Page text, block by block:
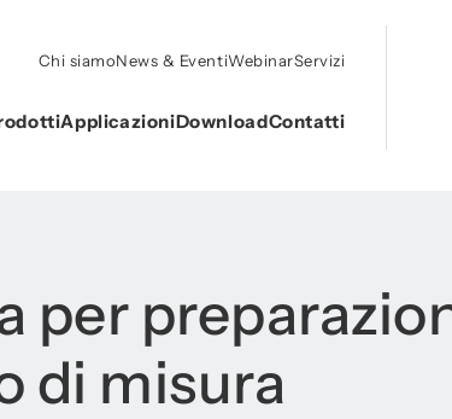
Chi siamoNews & EventiWebinarServizi
ApplicazioniDownloadContatti
per
di misura